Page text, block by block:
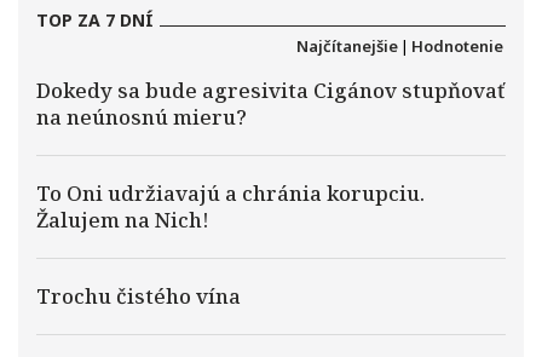
TOP ZA 7 DNÍ
Najčítanejšie | Hodnotenie
Dokedy sa bude agresivita Cigánov stupňovať
na neúnosnú mieru?
To Oni udržiavajú a chránia korupciu.
Žalujem na Nich!
Trochu čistého vína